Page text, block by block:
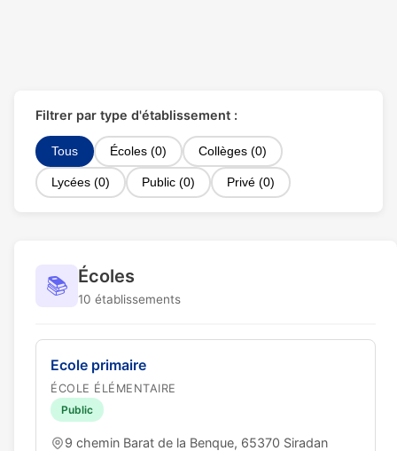
Filtrer par type d'établissement :
Tous Écoles (0) Collèges (0)
Lycées (0) Public (0) Privé (0)
📚 Écoles
10 établissements
Ecole primaire
ÉCOLE ÉLÉMENTAIRE
Public
9 chemin Barat de la Benque, 65370 Siradan